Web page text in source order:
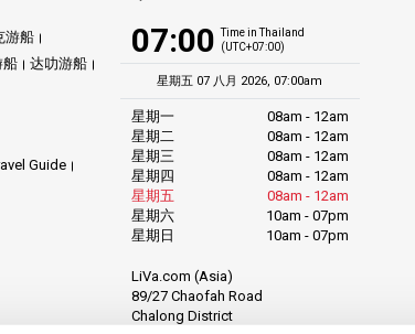
游船
船
达叻游船
Guide
07:00 Time in Thailand
(UTC+07:00)
星期五 07 八月 2026, 07:00am
星期一
08am - 12am
星期二
08am - 12am
星期三
08am - 12am
星期四
08am - 12am
星期五
08am - 12am
星期六
10am - 07pm
星期日
10am - 07pm
LiVa.com (Asia)
89/27 Chaofah Road
Chalong District